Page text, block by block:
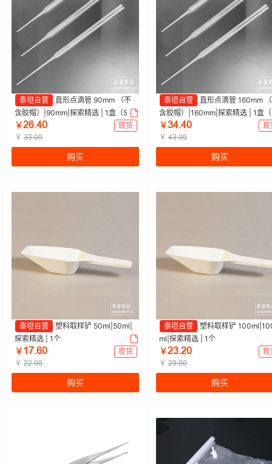
泰坦自营
直形点滴管 90mm （不
含胶帽）|90mm|探索精选 | 1盒（50
只/盒）
￥ŒĕŽɉŖ
现货
￥ ĳĳŽŖŖ
购买
泰坦自营
直形点滴管 160mm
含胶帽）|160mm|探索精选 | 1盒
只/盒）
￥ĳɉŽɉŖ
现
￥ ɉĳŽŖŖ
购买
泰坦自营
塑料取样铲 50ml|50ml|
探索精选 | 1个
￥ ȩǊŽĕŖ
现货
￥ ŒŒŽŖŖ
购买
泰坦自营
塑料取样铲
ml|探索精选 | 1个
￥ŒĳŽŒŖ
现
￥ ŒŴŽŖŖ
购买